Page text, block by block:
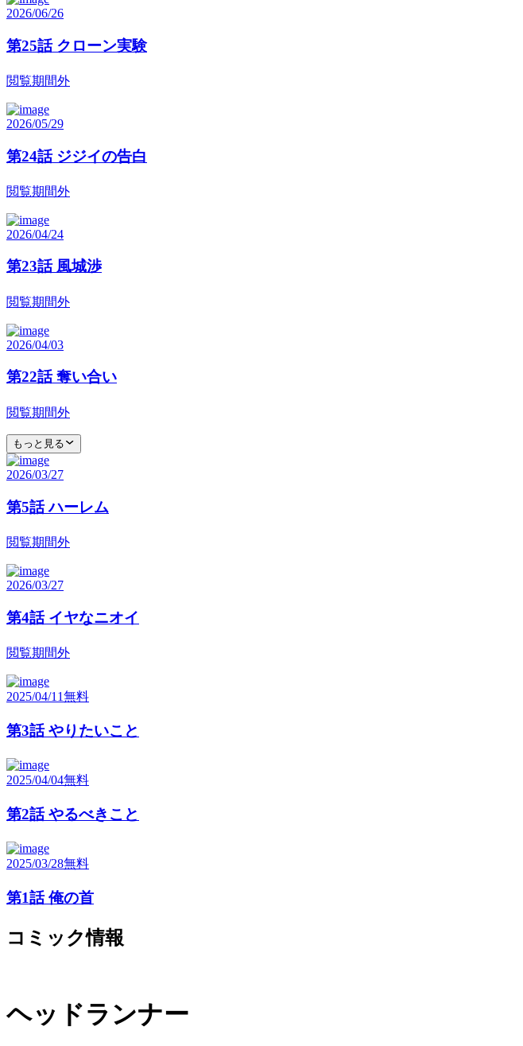
2026/06/26
第25話 クローン実験
閲覧期間外
2026/05/29
第24話 ジジイの告白
閲覧期間外
2026/04/24
第23話 風城渉
閲覧期間外
2026/04/03
第22話 奪い合い
閲覧期間外
もっと見る
2026/03/27
第5話 ハーレム
閲覧期間外
2026/03/27
第4話 イヤなニオイ
閲覧期間外
2025/04/11無料
第3話 やりたいこと
2025/04/04無料
第2話 やるべきこと
2025/03/28無料
第1話 俺の首
コミック情報
ヘッドランナー